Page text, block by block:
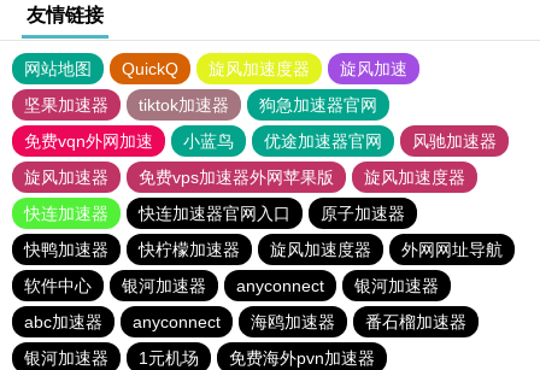
友情链接
网站地图 QuickQ 旋风加速度器
旋风加速
坚果加速器
tiktok加速器
狗急加速器官网
免费vqn外网加速
小蓝鸟 优途加速器官网
风驰加速器
旋风加速器
免费vps加速器外网苹果版
旋风加速度器
快连加速器
快连加速器官网入口
原子加速器
快鸭加速器
快柠檬加速器 旋风加速度器
外网网址导航
软件中心
银河加速器 anyconnect
银河加速器
abc加速器
anyconnect 海鸥加速器
番石榴加速器
银河加速器
1元机场
免费海外pvn加速器